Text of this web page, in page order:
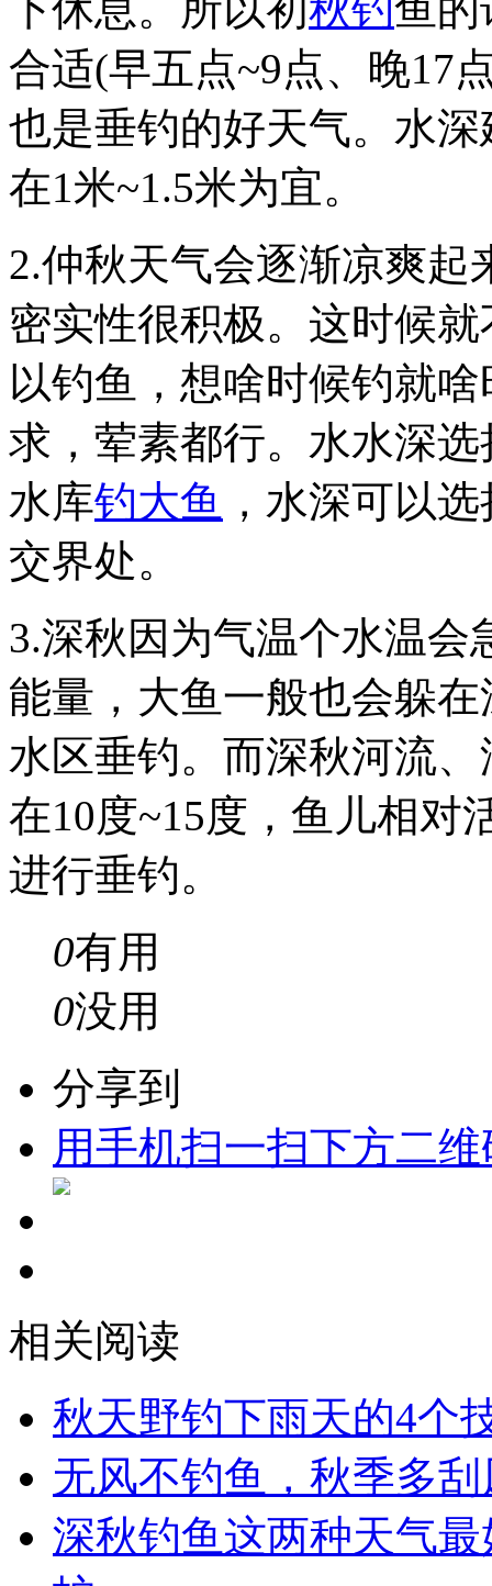
下休息。所以初 秋钓 鱼的
合适(早五点~9点、晚17
也是垂钓的好天气。水
在1米~1.5米为宜。
2.仲秋天气会逐渐凉爽
密实性很积极。这时候
以钓鱼，想啥时候钓就
求，荤素都行。水水深
水库钓大鱼 ，水深可以
交界处。
3.深秋因为气温个水温
能量，大鱼一般也会躲
水区垂钓。而深秋河流
在10度~15度，鱼儿相对
进行垂钓。
0有用
0没用
分享到
用手机扫一扫下方二
相关阅读
秋天野钓下雨天的4个
无风不钓鱼，秋季多
深秋钓鱼这两种天气